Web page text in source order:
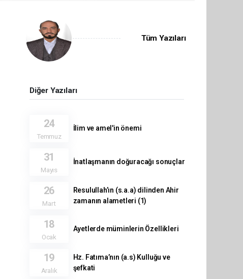
Tüm Yazıları
Diğer Yazıları
24
Temmuz
İlim ve amel'in önemi
31
Mayıs
İnatlaşmanın doğuracağı sonuçlar
26
Mart
Resulullah’ın (s.a.a) dilinden Ahir
zamanın alametleri (1)
18
Ocak
Ayetlerde müminlerin Özellikleri
19
Aralık
Hz. Fatıma’nın (a.s) Kulluğu ve
şefkati